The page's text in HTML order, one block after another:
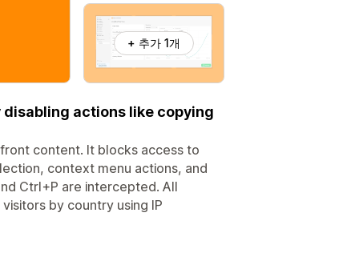
+ 추가 1개
actions like copying
content. It blocks access to
context menu actions, and
Ctrl+P are intercepted. All
by country using IP